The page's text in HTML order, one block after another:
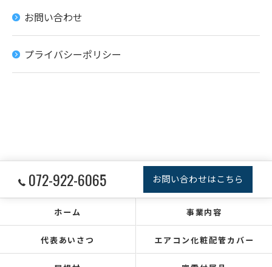
お問い合わせ
プライバシーポリシー
072-922-6065 お問い合わせはこちら
ホーム 事業内容
代表あいさつ エアコン化粧配管カバー